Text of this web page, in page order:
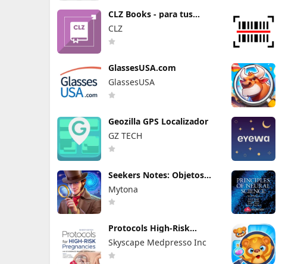
CLZ Books - para tus
libros
CLZ
GlassesUSA.com
GlassesUSA
Geozilla GPS Localizador
GZ TECH
Seekers Notes: Objetos
Mytona
Protocols High-Risk
Pregnancy
Skyscape Medpresso Inc